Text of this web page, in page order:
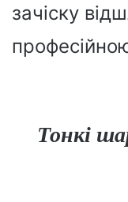
зачіску
Тонкі